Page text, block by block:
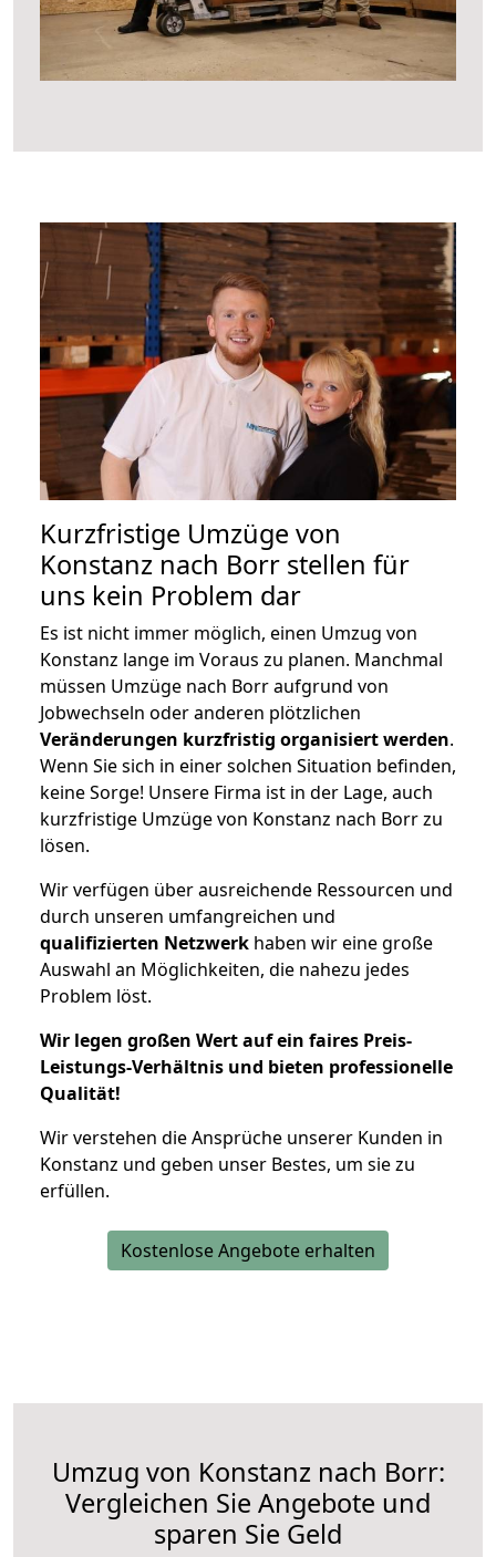
Kurzfristige Umzüge von
Konstanz nach Borr stellen für
uns kein Problem dar
Es ist nicht immer möglich, einen Umzug von
Konstanz lange im Voraus zu planen. Manchmal
müssen Umzüge nach Borr aufgrund von
Jobwechseln oder anderen plötzlichen
Veränderungen kurzfristig organisiert werden.
Wenn Sie sich in einer solchen Situation befinden,
keine Sorge! Unsere Firma ist in der Lage, auch
kurzfristige Umzüge von Konstanz nach Borr zu
lösen.
Wir verfügen über ausreichende Ressourcen und
durch unseren umfangreichen und
qualifizierten Netzwerk haben wir eine große
Auswahl an Möglichkeiten, die nahezu jedes
Problem löst.
Wir legen großen Wert auf ein faires Preis-
Leistungs-Verhältnis und bieten professionelle
Qualität!
Wir verstehen die Ansprüche unserer Kunden in
Konstanz und geben unser Bestes, um sie zu
erfüllen.
Kostenlose Angebote erhalten
Umzug von Konstanz nach Borr:
Vergleichen Sie Angebote und
sparen Sie Geld